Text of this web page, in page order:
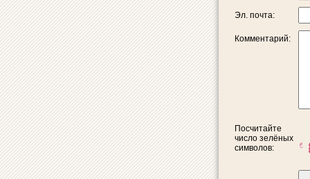
Эл. почта:
Комментарий:
Посчитайте
число зелёных
символов: